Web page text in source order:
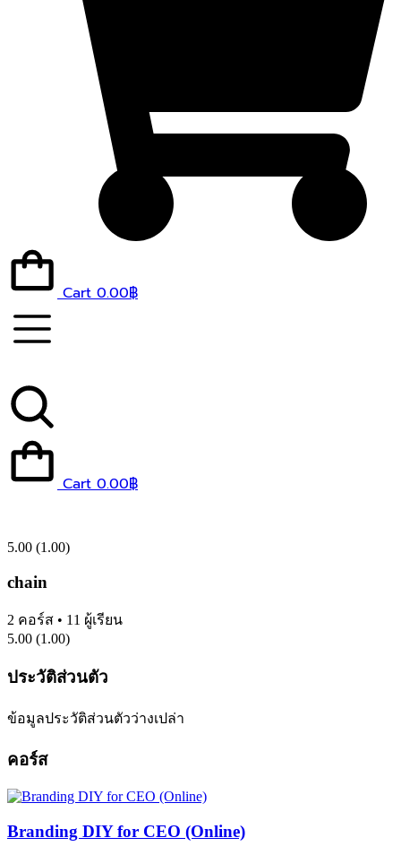
Cart0.00฿
Cart0.00฿
5.00 (1.00)
chain
2 คอร์ส • 11 ผู้เรียน
5.00 (1.00)
ประวัติส่วนตัว
ข้อมูลประวัติส่วนตัวว่างเปล่า
คอร์ส
Branding DIY for CEO (Online)